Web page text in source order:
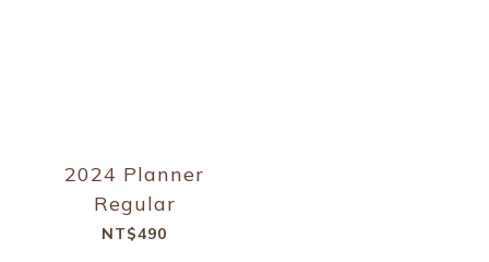
2024 Planner
Regular
NT$490